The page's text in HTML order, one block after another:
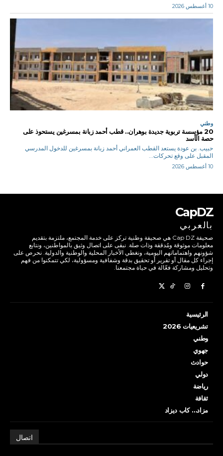
10 أغسطس 2026
وطني
20 مؤسسة تربوية جديدة بوهران.. قطب أحمد زبانة بمسرغين يستحوذ على
حصة الأسد
حبيب. بن عودة يستعد القطب العمراني أحمد زبانة بمسرغين للدخول المدرسي
المقبل على وقع تحركات...
10 أغسطس 2026
CapDZ
بالعربي
صحيفة Cap DZ هي صحيفة وطنية تركز على خدمة المجتمع، ملتزمة بتقديم
معلومات موثوقة ومُدققة وذات صلة. نبقى على اتصال وثيق بالمواطنين، ونتابع
شؤونهم واهتماماتهم اليومية، ونغطي الأخبار المحلية والوطنية والدولية. نحرص على
إجراء كل مقال أو تقرير أو تحقيق بدقة وشفافية ومسؤولية، لكي تتمكنوا من فهم
وتحليل ومشاركة فعّالة في حياة مجتمعنا.
الرئيسية
تشريعيات 2026
وطني
جهوي
حوادث
دولي
رياضة
ثقافة
مزاد… كاب ديزاد
اتصال